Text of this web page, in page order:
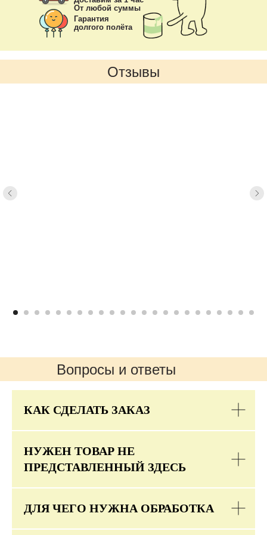
От любой суммы
Гарантия
долгого полёта
Отзывы
Вопросы и ответы
КАК СДЕЛАТЬ ЗАКАЗ
НУЖЕН ТОВАР НЕ
ПРЕДСТАВЛЕННЫЙ ЗДЕСЬ
ДЛЯ ЧЕГО НУЖНА ОБРАБОТКА